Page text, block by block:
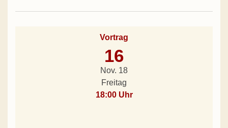
Vortrag
16
Nov. 18
Freitag
18:00 Uhr